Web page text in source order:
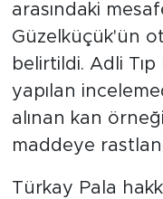
arasındaki
Güzelküçük'ün
belirtildi. Adli
yapılan
alınan kan
maddeye
Türkay Pala